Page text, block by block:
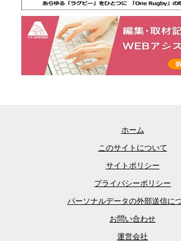
ホーム
このサイトについて
サイトポリシー
プライバシーポリシー
パーソナルデータの外部送信に
お問い合わせ
運営会社